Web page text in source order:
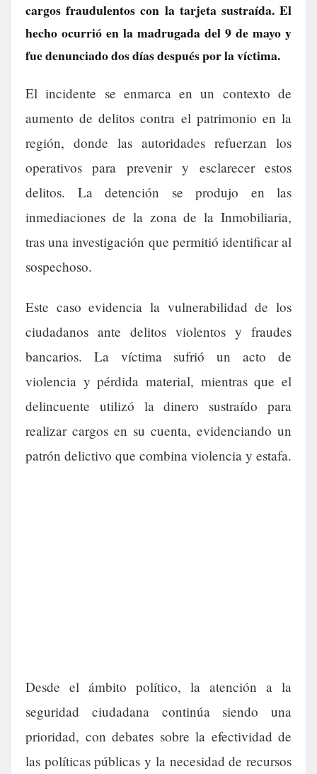
cargos fraudulentos con la tarjeta sustraída. El
hecho ocurrió en la madrugada del 9 de mayo y
fue denunciado dos días después por la víctima.
El incidente se enmarca en un contexto de
aumento de delitos contra el patrimonio en la
región, donde las autoridades refuerzan los
operativos para prevenir y esclarecer estos
delitos. La detención se produjo en las
inmediaciones de la zona de la Inmobiliaria,
tras una investigación que permitió identificar al
sospechoso.
Este caso evidencia la vulnerabilidad de los
ciudadanos ante delitos violentos y fraudes
bancarios. La víctima sufrió un acto de
violencia y pérdida material, mientras que el
delincuente utilizó la dinero sustraído para
realizar cargos en su cuenta, evidenciando un
patrón delictivo que combina violencia y estafa.
Desde el ámbito político, la atención a la
seguridad ciudadana continúa siendo una
prioridad, con debates sobre la efectividad de
las políticas públicas y la necesidad de recursos